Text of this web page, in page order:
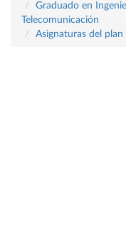
Graduado en
Telecomunicación
Asignaturas del plan